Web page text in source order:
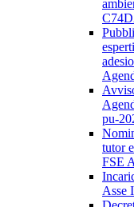
pu-
tutor
FSE
Asse